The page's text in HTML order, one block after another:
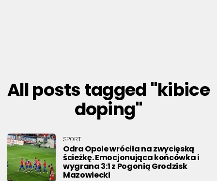
All posts tagged "kibice
doping"
SPORT
Odra Opole wróciła na zwycięską
ścieżkę. Emocjonująca końcówka i
wygrana 3:1 z Pogonią Grodzisk
Mazowiecki